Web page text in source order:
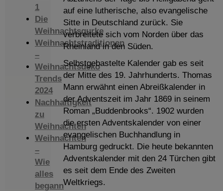
1
Die
Weihnachtsgurke
Weihnachtstraditionen
–
Weihnachtsdeko
Trends
2024
Nachhaltigkeit
zu
Weihnachten
Weihnachten
–
Wie
alles
begann
auf eine lutherische, also evangelische
Sitte in Deutschland zurück. Sie
verbreitete sich vom Norden über das
Rheinland in den Süden.
Selbstgebastelte Kalender gab es seit
der Mitte des 19. Jahrhunderts. Thomas
Mann erwähnt einen Abreißkalender in
der Adventszeit im Jahr 1869 in seinem
Roman „Buddenbrooks“. 1902 wurden
die ersten Adventskalender von einer
evangelischen Buchhandlung in
Hamburg gedruckt. Die heute bekannten
Adventskalender mit den 24 Türchen gibt
es seit dem Ende des Zweiten
Weltkriegs.